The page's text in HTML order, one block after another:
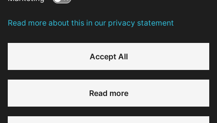
Meer weten over deze woning?
Heb je een vraag en wil je direct antwoord? Bel ons op